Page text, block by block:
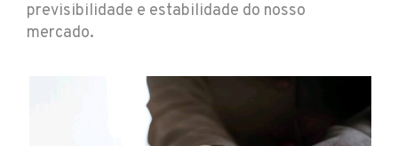
previsibilidade e estabilidade do nosso
mercado.